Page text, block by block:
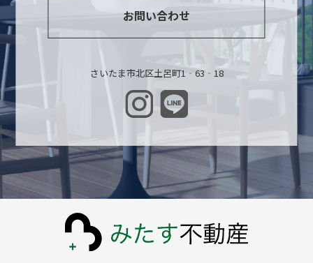
お問い合わせ
さいたま市北区土呂町1‐63‐18